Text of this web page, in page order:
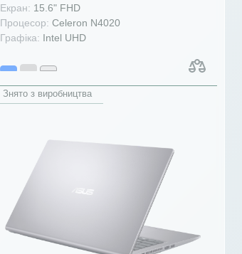
Екран: 15.6" FHD
Процесор: Celeron N4020
Графіка: Intel UHD
Знято з виробництва